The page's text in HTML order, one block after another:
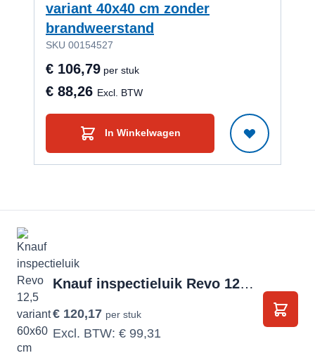
variant 40x40 cm zonder
brandweerstand
SKU 00154527
€ 106,79 per stuk
€ 88,26 Excl. BTW
In Winkelwagen
Knauf inspectieluik Revo 12,5 variant 60x60 cm zonder brandweerstand
€ 120,17 per stuk
Excl. BTW: € 99,31
In